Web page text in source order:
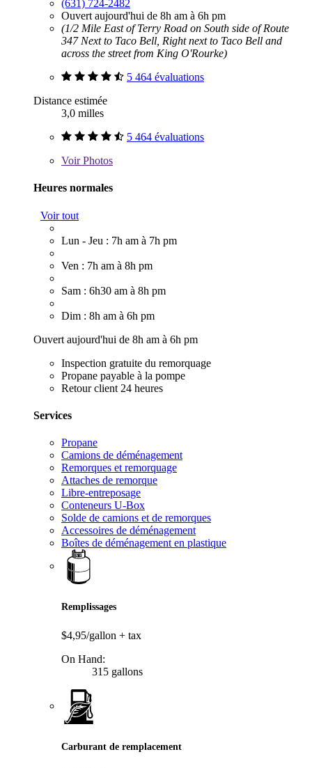
(631) 724-2482
Ouvert aujourd'hui de 8h am à 6h pm
(1/2 Mile East of Terry Road on South side of Route
347 Next to Taco Bell, Right next to Taco Bell and
across the street from King O'Rourke)
5 464 évaluations
Distance estimée
3,0 milles
5 464 évaluations
VoirPhotos
Heures normales
Voir tout
Lun - Jeu : 7h am à 7h pm
Ven : 7h am à 8h pm
Sam : 6h30 am à 8h pm
Dim : 8h am à 6h pm
Ouvert aujourd'hui de 8h am à 6h pm
Inspection gratuite du remorquage
Propane payable à la pompe
Retour client 24 heures
Services
Propane
Camions de déménagement
Remorques et remorquage
Attaches de remorque
Libre-entreposage
Conteneurs U-Box
Solde de camions et de remorques
Accessoires de déménagement
Boîtes de déménagement en plastique
Remplissages
$4,95/gallon + tax
On Hand:
315 gallons
Carburant de remplacement